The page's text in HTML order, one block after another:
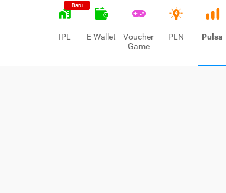
Baru
IPL E-Wallet
Voucher
Game
PLN Pulsa